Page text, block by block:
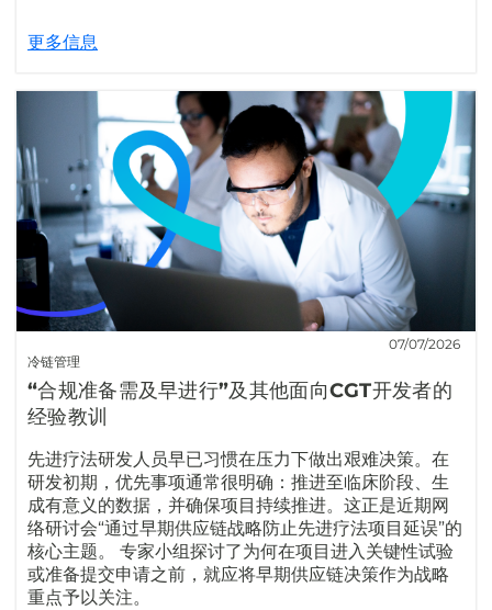
更多信息
冷链管理
07/07/2026
“合规准备需及早进行”及其他面向CGT开发者的
经验教训
先进疗法研发人员早已习惯在压力下做出艰难决策。在
研发初期，优先事项通常很明确：推进至临床阶段、生
成有意义的数据，并确保项目持续推进。这正是近期网
络研讨会“通过早期供应链战略防止先进疗法项目延误”的
核心主题。 专家小组探讨了为何在项目进入关键性试验
或准备提交申请之前，就应将早期供应链决策作为战略
重点予以关注。